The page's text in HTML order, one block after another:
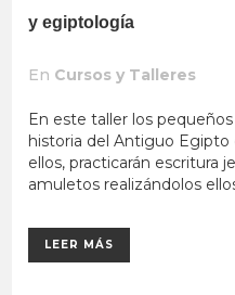
y egiptología
En Cursos y Talleres
En este taller los
historia del Antiguo Egipto
ellos, practicarán escritura
amuletos realizándolos
LEER MÁS